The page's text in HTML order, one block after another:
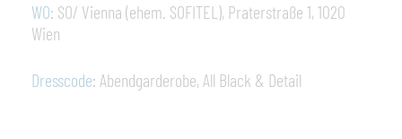
WO: SO/ Vienna (ehem. SOFITEL), Praterstraße 1, 1020
Wien
Dresscode: Abendgarderobe, All Black & Detail